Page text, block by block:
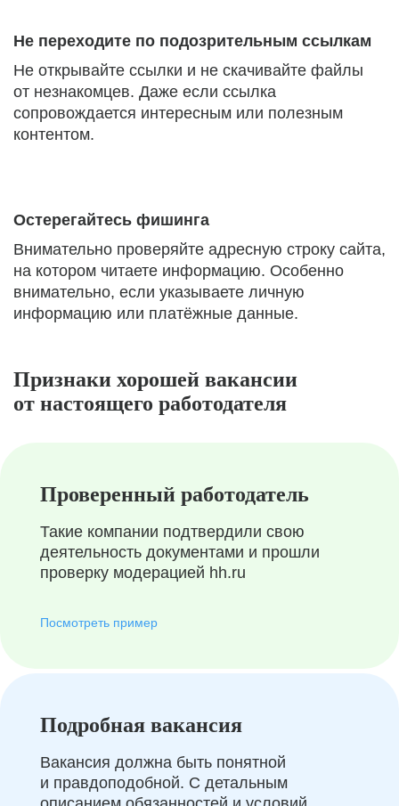
Не переходите по подозрительным ссылкам
Не открывайте ссылки и не скачивайте файлы
от незнакомцев. Даже если ссылка
сопровождается интересным или полезным
контентом.
Остерегайтесь фишинга
Внимательно проверяйте адресную строку сайта,
на котором читаете информацию. Особенно
внимательно, если указываете личную
информацию или платёжные данные.
Признаки хорошей вакансии
от настоящего работодателя
Проверенный работодатель
Такие компании подтвердили свою
деятельность документами и прошли
проверку модерацией hh.ru
Посмотреть пример
Подробная вакансия
Вакансия должна быть понятной
и правдоподобной. С детальным